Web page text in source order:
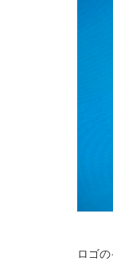
ロゴ